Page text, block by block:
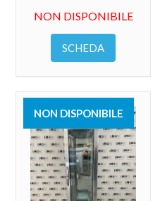
NON DISPONIBILE
SCHEDA
VENDUTO
NON DISPONIBILE